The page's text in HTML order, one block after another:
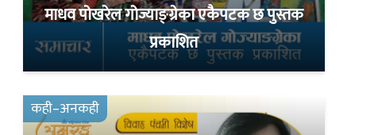
माधव पोखरेल गोज्याङ्ग्रेका एकैपटक छ पुस्तक
प्रकाशित
कही–अनकही